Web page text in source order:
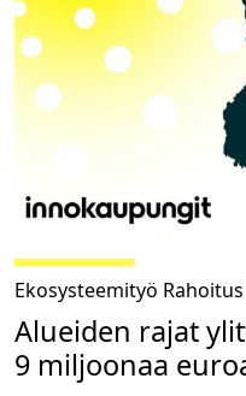
Ekosysteemityö Rahoitus
Alueiden rajat
9 miljoonaa